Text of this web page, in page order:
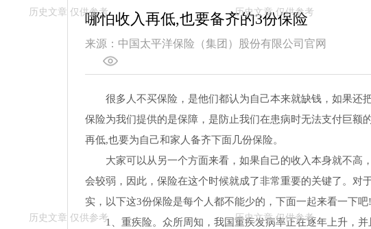
哪怕收入再低,也要备齐的3份保险
来源：中国太平洋保险（集团）股份有限公司官网
很多人不买保险，是他们都认为自己本来就缺钱，如果还
保险为我们提供的是保障，是防止我们在患病时无法支付巨额
再低,也要为自己和家人备齐下面几份保险。
大家可以从另一个方面来看，如果自己的收入本身就不
会较弱，因此，保险在这个时候就成了非常重要的关键了。对
实，以下这3份保险是每个人都不能少的，下面一起来看一下吧!
1、重疾险。众所周知，我国重疾发病率正在逐年上升，